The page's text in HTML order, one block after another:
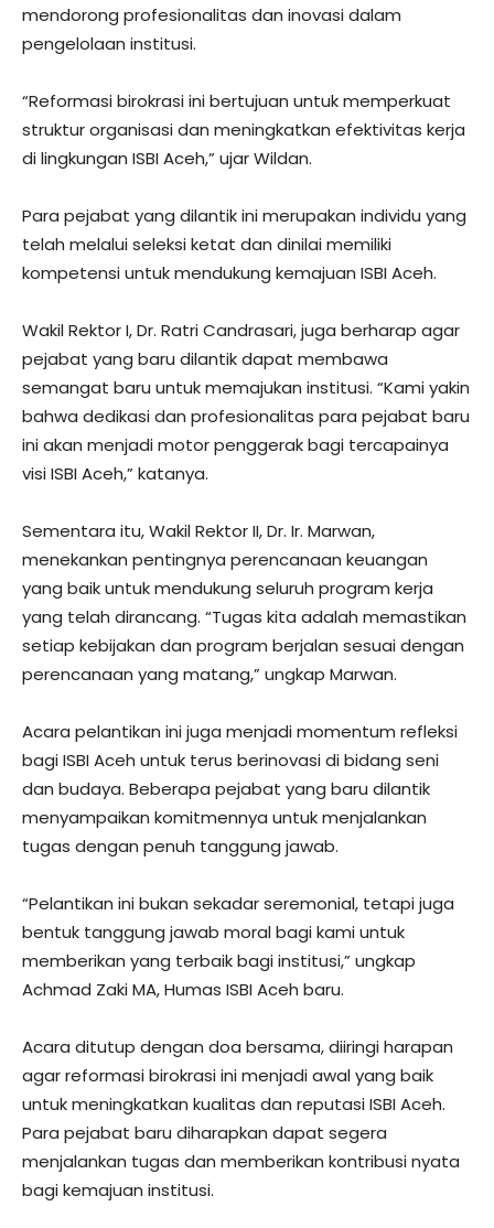
mendorong profesionalitas dan inovasi dalam
pengelolaan institusi.
“Reformasi birokrasi ini bertujuan untuk memperkuat
struktur organisasi dan meningkatkan efektivitas kerja
di lingkungan ISBI Aceh,” ujar Wildan.
Para pejabat yang dilantik ini merupakan individu yang
telah melalui seleksi ketat dan dinilai memiliki
kompetensi untuk mendukung kemajuan ISBI Aceh.
Wakil Rektor I, Dr. Ratri Candrasari, juga berharap agar
pejabat yang baru dilantik dapat membawa
semangat baru untuk memajukan institusi. “Kami yakin
bahwa dedikasi dan profesionalitas para pejabat baru
ini akan menjadi motor penggerak bagi tercapainya
visi ISBI Aceh,” katanya.
Sementara itu, Wakil Rektor II, Dr. Ir. Marwan,
menekankan pentingnya perencanaan keuangan
yang baik untuk mendukung seluruh program kerja
yang telah dirancang. “Tugas kita adalah memastikan
setiap kebijakan dan program berjalan sesuai dengan
perencanaan yang matang,” ungkap Marwan.
Acara pelantikan ini juga menjadi momentum refleksi
bagi ISBI Aceh untuk terus berinovasi di bidang seni
dan budaya. Beberapa pejabat yang baru dilantik
menyampaikan komitmennya untuk menjalankan
tugas dengan penuh tanggung jawab.
“Pelantikan ini bukan sekadar seremonial, tetapi juga
bentuk tanggung jawab moral bagi kami untuk
memberikan yang terbaik bagi institusi,” ungkap
Achmad Zaki MA, Humas ISBI Aceh baru.
Acara ditutup dengan doa bersama, diiringi harapan
agar reformasi birokrasi ini menjadi awal yang baik
untuk meningkatkan kualitas dan reputasi ISBI Aceh.
Para pejabat baru diharapkan dapat segera
menjalankan tugas dan memberikan kontribusi nyata
bagi kemajuan institusi.